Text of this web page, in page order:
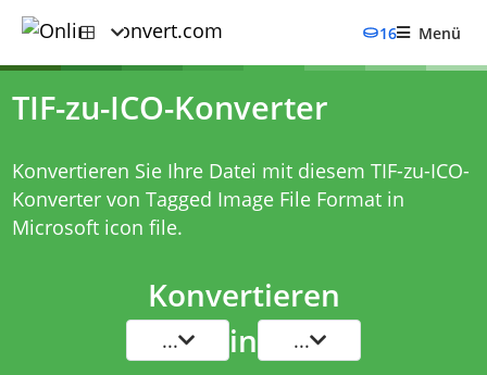
16 Menü
TIF-zu-ICO-Konverter
Konvertieren Sie Ihre Datei mit diesem TIF-zu-ICO-
Konvertervon Tagged Image File Format in
Microsoft icon file.
Konvertieren
... in ...